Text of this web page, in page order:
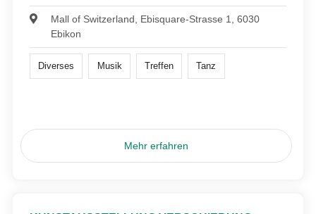
Mall of Switzerland, Ebisquare-Strasse 1, 6030
Ebikon
Diverses Musik Treffen Tanz
Mehr erfahren